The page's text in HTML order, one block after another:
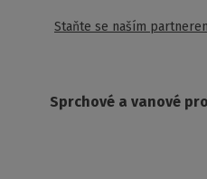
Staňte se naším
Sprchové a vanové